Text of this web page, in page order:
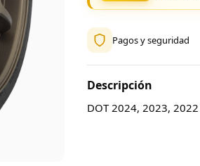
Pagos y seguridad
Descripción
DOT 2024, 2023, 2022